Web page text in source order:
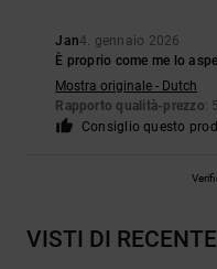
Jan4. gennaio 2026
È proprio come me lo
Mostra originale - Dutch
Rapporto qualità-prezzo: 5
Consiglio questo
VISTI DI RECENTE